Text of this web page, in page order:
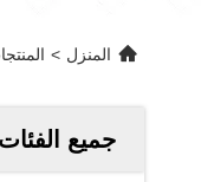
المنزل >
جميع الفئات